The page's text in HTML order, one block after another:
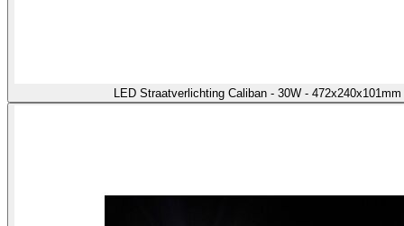
LED Straatverlichting Caliban - 30W -